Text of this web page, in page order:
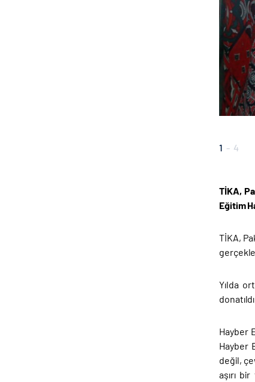
1 - 4
TİKA,
Eğitim
TİKA,
Yılda
donatıldı.
Hayber
Hayber
değil,
aşırı